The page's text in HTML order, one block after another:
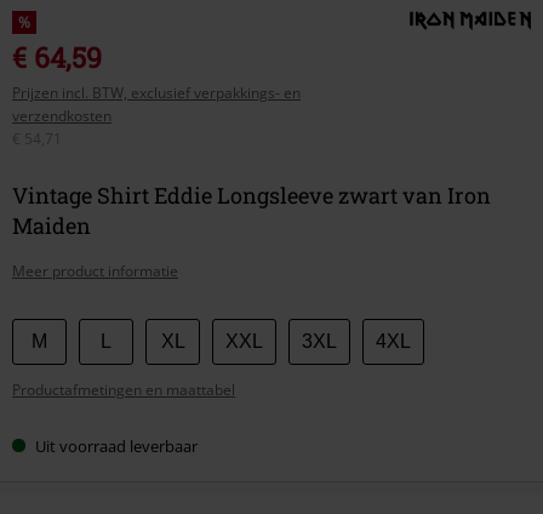
%
€ 64,59
Prijzen incl. BTW, exclusief verpakkings- en
verzendkosten
€ 54,71
Vintage Shirt Eddie Longsleeve zwart van Iron
Maiden
Meer product informatie
Kies
je
maat
M XL XXL 3XL 4XL
Productafmetingen en maattabel
Uit voorraad leverbaar